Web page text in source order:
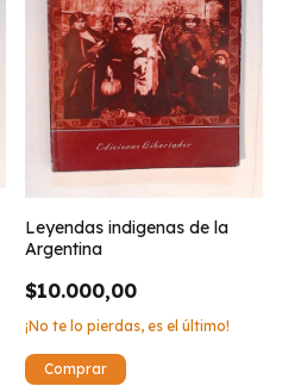
Leyendas indigenas de la
Argentina
$10.000,00
¡No te lo pierdas, es el último!